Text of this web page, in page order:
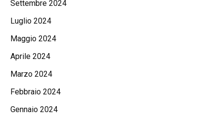
Settembre 2024
Luglio 2024
Maggio 2024
Aprile 2024
Marzo 2024
Febbraio 2024
Gennaio 2024